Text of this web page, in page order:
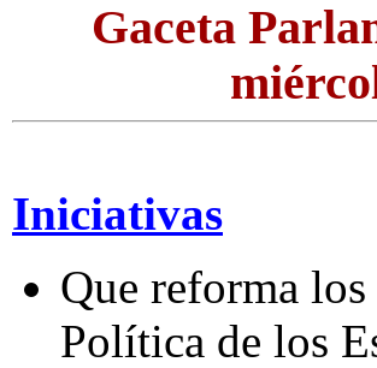
Gaceta
Iniciativas
Que reforma
Política de los